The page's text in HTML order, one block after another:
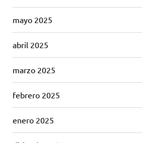
mayo 2025
abril 2025
marzo 2025
febrero 2025
enero 2025